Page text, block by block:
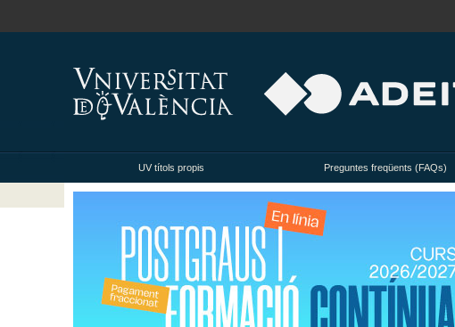
UV títols propis Preguntes freqüents (FAQs)